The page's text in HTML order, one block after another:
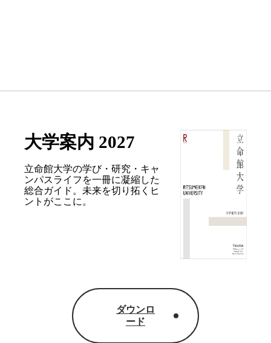
大学案内 2027
立命館大学の学び・研究・キャ
ンパスライフを一冊に凝縮した
総合ガイド。 未来を切り拓くヒ
ントがここに。
ダウンロ
ード